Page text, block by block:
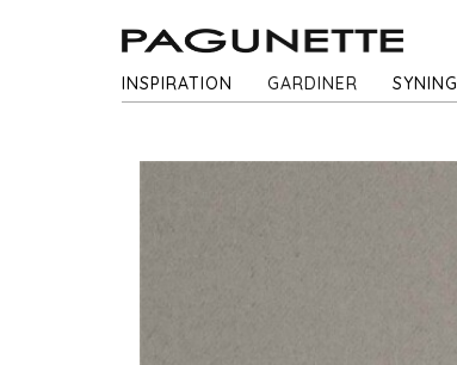
INSPIRATION GARDINER SYNING